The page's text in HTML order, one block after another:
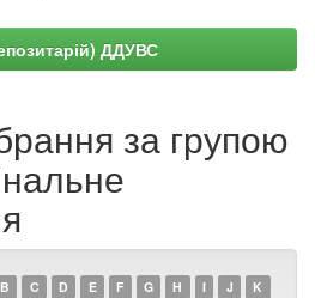
ДДУВС
за групою
B C D E F G H I J
K